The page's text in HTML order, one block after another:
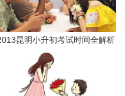
昆明小升初考试时间全解析